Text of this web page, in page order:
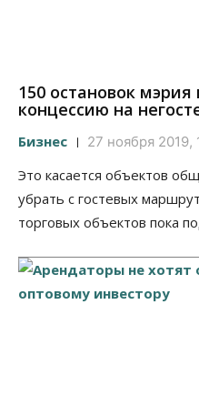
150 остановок
концессию на
Бизнес 27 ноября 2019,
Это касается объектов
убрать с гостевых
торговых объектов пока